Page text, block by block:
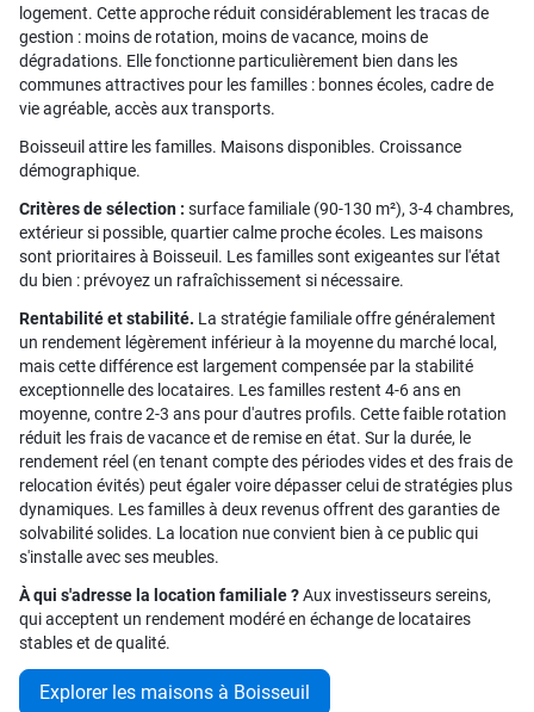
logement. Cette approche réduit considérablement les tracas de
gestion : moins de rotation, moins de vacance, moins de
dégradations. Elle fonctionne particulièrement bien dans les
communes attractives pour les familles : bonnes écoles, cadre de
vie agréable, accès aux transports.
Boisseuil attire les familles. Maisons disponibles. Croissance
démographique.
Critères de sélection : surface familiale (90-130 m²), 3-4 chambres,
extérieur si possible, quartier calme proche écoles. Les maisons
sont prioritaires à Boisseuil. Les familles sont exigeantes sur l'état
du bien : prévoyez un rafraîchissement si nécessaire.
Rentabilité et stabilité. La stratégie familiale offre généralement
un rendement légèrement inférieur à la moyenne du marché local,
mais cette différence est largement compensée par la stabilité
exceptionnelle des locataires. Les familles restent 4-6 ans en
moyenne, contre 2-3 ans pour d'autres profils. Cette faible rotation
réduit les frais de vacance et de remise en état. Sur la durée, le
rendement réel (en tenant compte des périodes vides et des frais de
relocation évités) peut égaler voire dépasser celui de stratégies plus
dynamiques. Les familles à deux revenus offrent des garanties de
solvabilité solides. La location nue convient bien à ce public qui
s'installe avec ses meubles.
À qui s'adresse la location familiale ?Aux investisseurs sereins,
qui acceptent un rendement modéré en échange de locataires
stables et de qualité.
Explorer les maisons à Boisseuil